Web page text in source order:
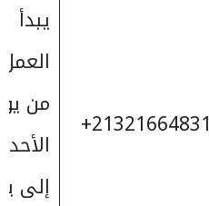
21321664831+
يبدأ
العمل
من
الأحد
إلى